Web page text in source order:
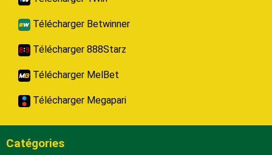
Télécharger Betwinner
Télécharger 888Starz
Télécharger MelBet
Télécharger Megapari
Catégories